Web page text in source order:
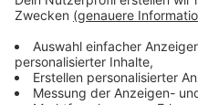
vor dem 1. FC Köln auf
Abstiegsplätzen besteht
Anzeige